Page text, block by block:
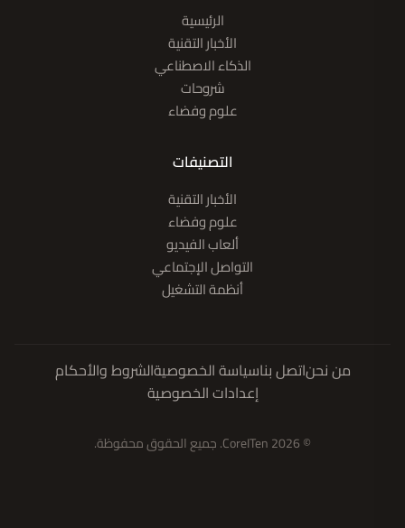
الرئيسية
الأخبار التقنية
الذكاء الاصطناعي
شروحات
علوم وفضاء
التصنيفات
الأخبار التقنية
علوم وفضاء
ألعاب الفيديو
التواصل الإجتماعي
أنظمة التشغيل
من نحناتصل بناسياسة الخصوصيةالشروط والأحكام
إعدادات الخصوصية
© 2026 CoreITen. جميع الحقوق محفوظة.